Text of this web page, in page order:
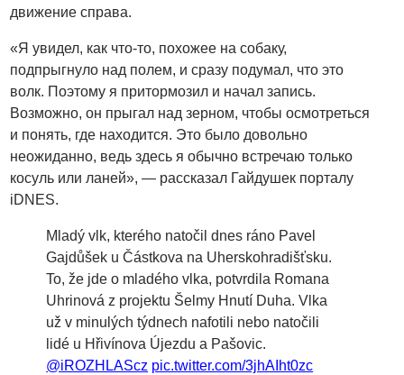
движение справа.
«Я увидел, как что-то, похожее на собаку,
подпрыгнуло над полем, и сразу подумал, что это
волк. Поэтому я притормозил и начал запись.
Возможно, он прыгал над зерном, чтобы осмотреться
и понять, где находится. Это было довольно
неожиданно, ведь здесь я обычно встречаю только
косуль или ланей», — рассказал Гайдушек порталу
iDNES.
Mladý vlk, kterého natočil dnes ráno Pavel
Gajdůšek u Částkova na Uherskohradišťsku.
To, že jde o mladého vlka, potvrdila Romana
Uhrinová z projektu Šelmy Hnutí Duha. Vlka
už v minulých týdnech nafotili nebo natočili
lidé u Hřivínova Újezdu a Pašovic.
@iROZHLAScz pic.twitter.com/3jhAIht0zc